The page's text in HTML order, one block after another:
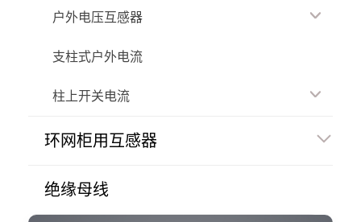
户外电压互感器
支柱式户外电流
柱上开关电流
环网柜用互感器
绝缘母线